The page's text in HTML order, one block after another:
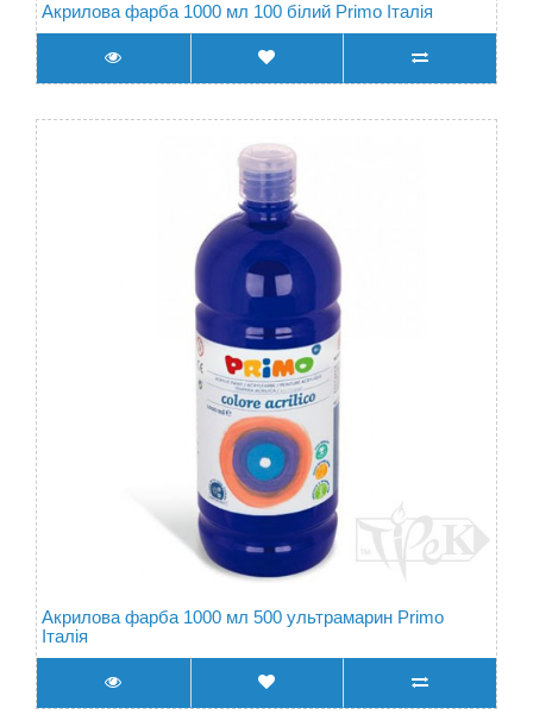
Акрилова фарба 1000 мл 100 білий Primo Італія
Акрилова фарба 1000 мл 500 ультрамарин Primo
Італія